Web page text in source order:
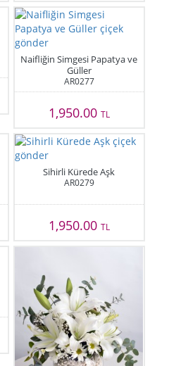
Naifliğin Simgesi Papatya ve
Güller
AR0277
1,950.00 TL
Sihirli Kürede Aşk
AR0279
1,950.00 TL